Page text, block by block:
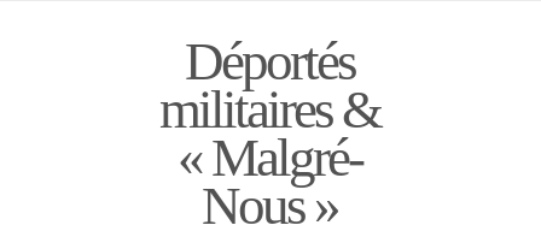
Déportés
militaires &
« Malgré-
Nous »